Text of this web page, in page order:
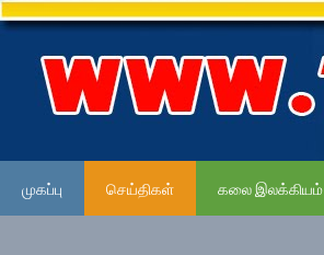
முகப்பு செய்திகள் கலை இலக்கியம்